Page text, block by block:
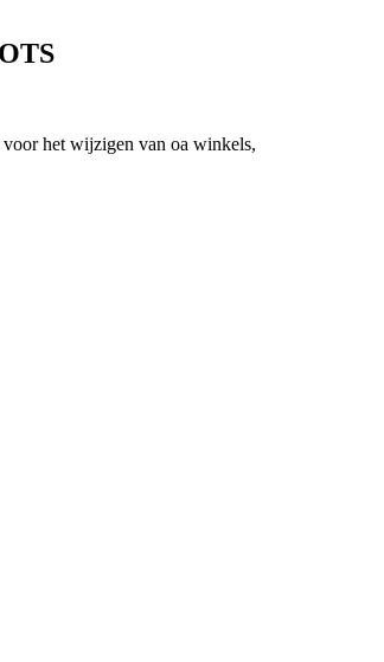
het wijzigen van oa winkels,